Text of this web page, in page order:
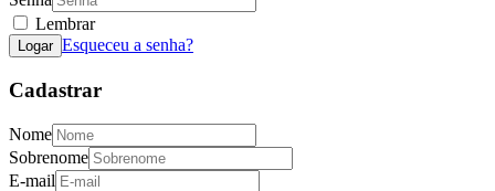
Lembrar
Logar Esqueceu a senha?
Cadastrar
Nome
Sobrenome
E-mail